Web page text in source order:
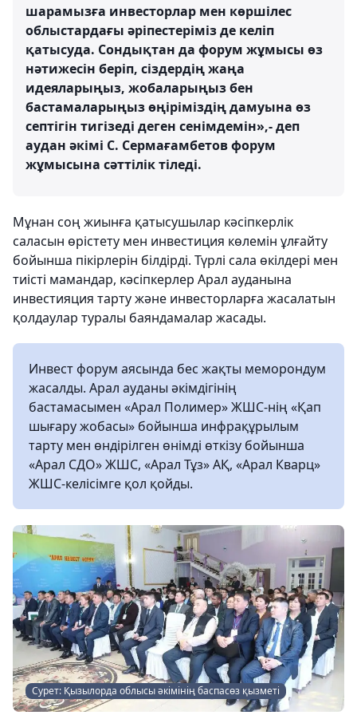
шарамызға инвесторлар мен көршілес
облыстардағы әріпестеріміз де келіп
қатысуда. Сондықтан да форум жұмысы өз
нәтижесін беріп, сіздердің жаңа
идеяларыңыз, жобаларыңыз бен
бастамаларыңыз өңіріміздің дамуына өз
септігін тигізеді деген сенімдемін»,- деп
аудан әкімі С. Сермағамбетов форум
жұмысына сәттілік тіледі.
Мұнан соң жиынға қатысушылар кәсіпкерлік
саласын өрістету мен инвестиция көлемін ұлғайту
бойынша пікірлерін білдірді. Түрлі сала өкілдері мен
тиісті мамандар, кәсіпкерлер Арал ауданына
инвестияция тарту және инвесторларға жасалатын
қолдаулар туралы баяндамалар жасады.
Инвест форум аясында бес жақты меморондум
жасалды. Арал ауданы әкімдігінің
бастамасымен «Арал Полимер» ЖШС-нің «Қап
шығару жобасы» бойынша инфрақұрылым
тарту мен өндірілген өнімді өткізу бойынша
«Арал СДО» ЖШС, «Арал Тұз» АҚ, «Арал Кварц»
ЖШС-келісімге қол қойды.
Сурет: Қызылорда облысы әкімінің баспасөз қызметі